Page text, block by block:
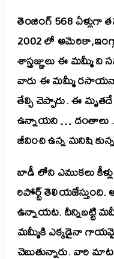
తెంజింగ్ 568 ఏళ్లుగా
2002 లో
శాస్త్రజ్ఞులు ఈ మమ్మీ
వారు ఈ మమ్మీ
తేల్చి చెప్పారు. ఈ
ఉన్నాయని … దంతాలు
జీవించి ఉన్న మనిషి
బాడీ లోని ఎముకలు
రిపోర్ట్
ఉన్నాయట. దీన్నిబట్టి
మమ్మీకి ఎక్కడైనా
చెబుతున్నారు. వారి